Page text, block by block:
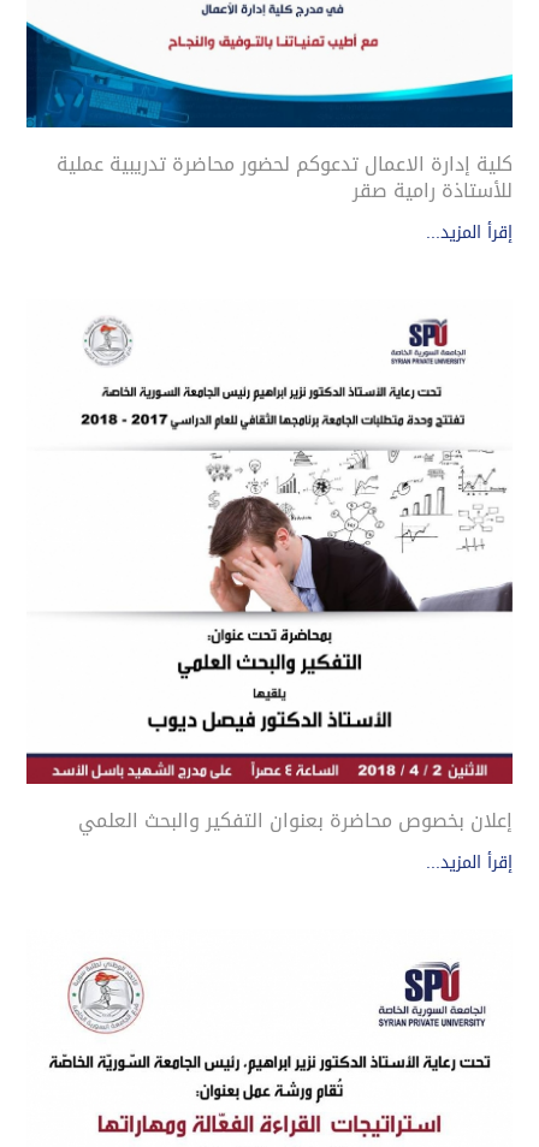
كلية إدارة الاعمال تدعوكم لحضور محاضرة تدريبية عملية
للأستاذة رامية صقر
إقرأ المزيد...
إعلان بخصوص محاضرة بعنوان التفكير والبحث العلمي
إقرأ المزيد...